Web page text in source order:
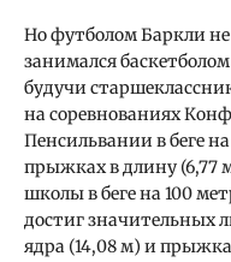
Но футболом Баркли
занимался
будучи
на соревнованиях
Пенсильвании в беге
прыжках в длину (6,77
школы в беге на 100
достиг значительных
ядра (14,08 м) и